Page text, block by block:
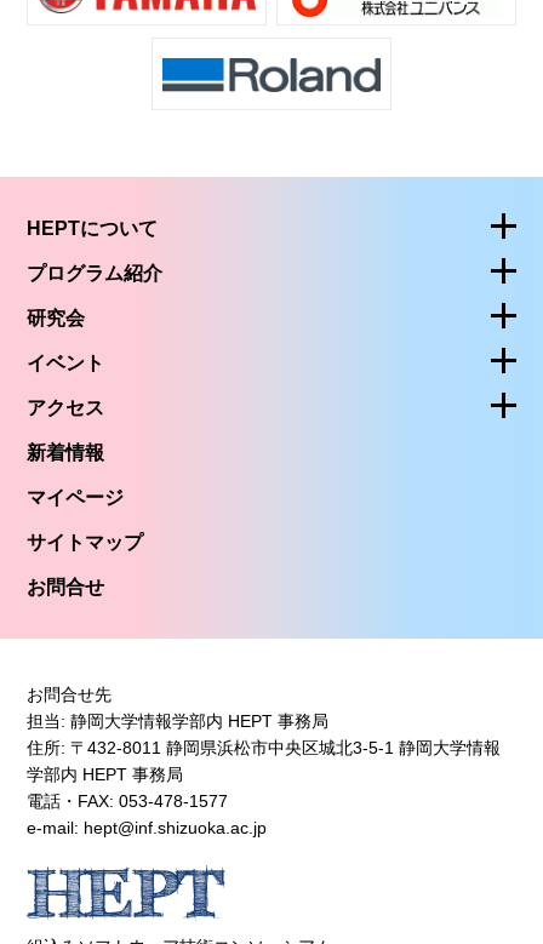
HEPTについて
プログラム紹介
研究会
イベント
アクセス
新着情報
マイページ
サイトマップ
お問合せ
お問合せ先
担当: 静岡大学情報学部内 HEPT 事務局
住所: 〒432-8011 静岡県浜松市中央区城北3-5-1 静岡大学情報
学部内 HEPT 事務局
電話・FAX: 053-478-1577
e-mail: hept@inf.shizuoka.ac.jp